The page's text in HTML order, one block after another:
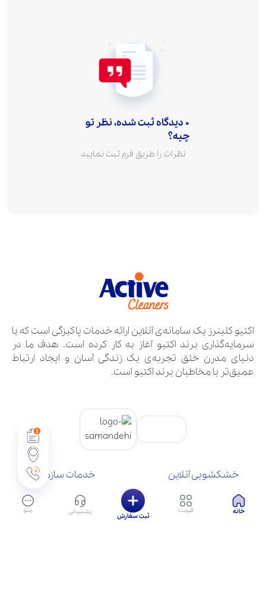
خانه قیمت
ثبت سفارش
پشتیبانی منو
0 دیدگاه ثبت شده، نظر تو
چیه؟
نظرات را طریق فرم ثبت نمایید
اکتیو کلینرز یک سامانه‌ی آنلاین ارائه خدمات پاکیزگی است که با
سرمایه‌گذاری برند اکتیو آغاز به کار کرده است. هدف ما در
دنیای مدرن خلق تجربه‌ی یک زندگی آسان و ایجاد ارتباط
عمیق‌تر با مخاطبان برند اکتیو است.
خشکشویی آنلاین
درباره ما
خدمات سازمانی
شرایط و قوانین
بلاگ